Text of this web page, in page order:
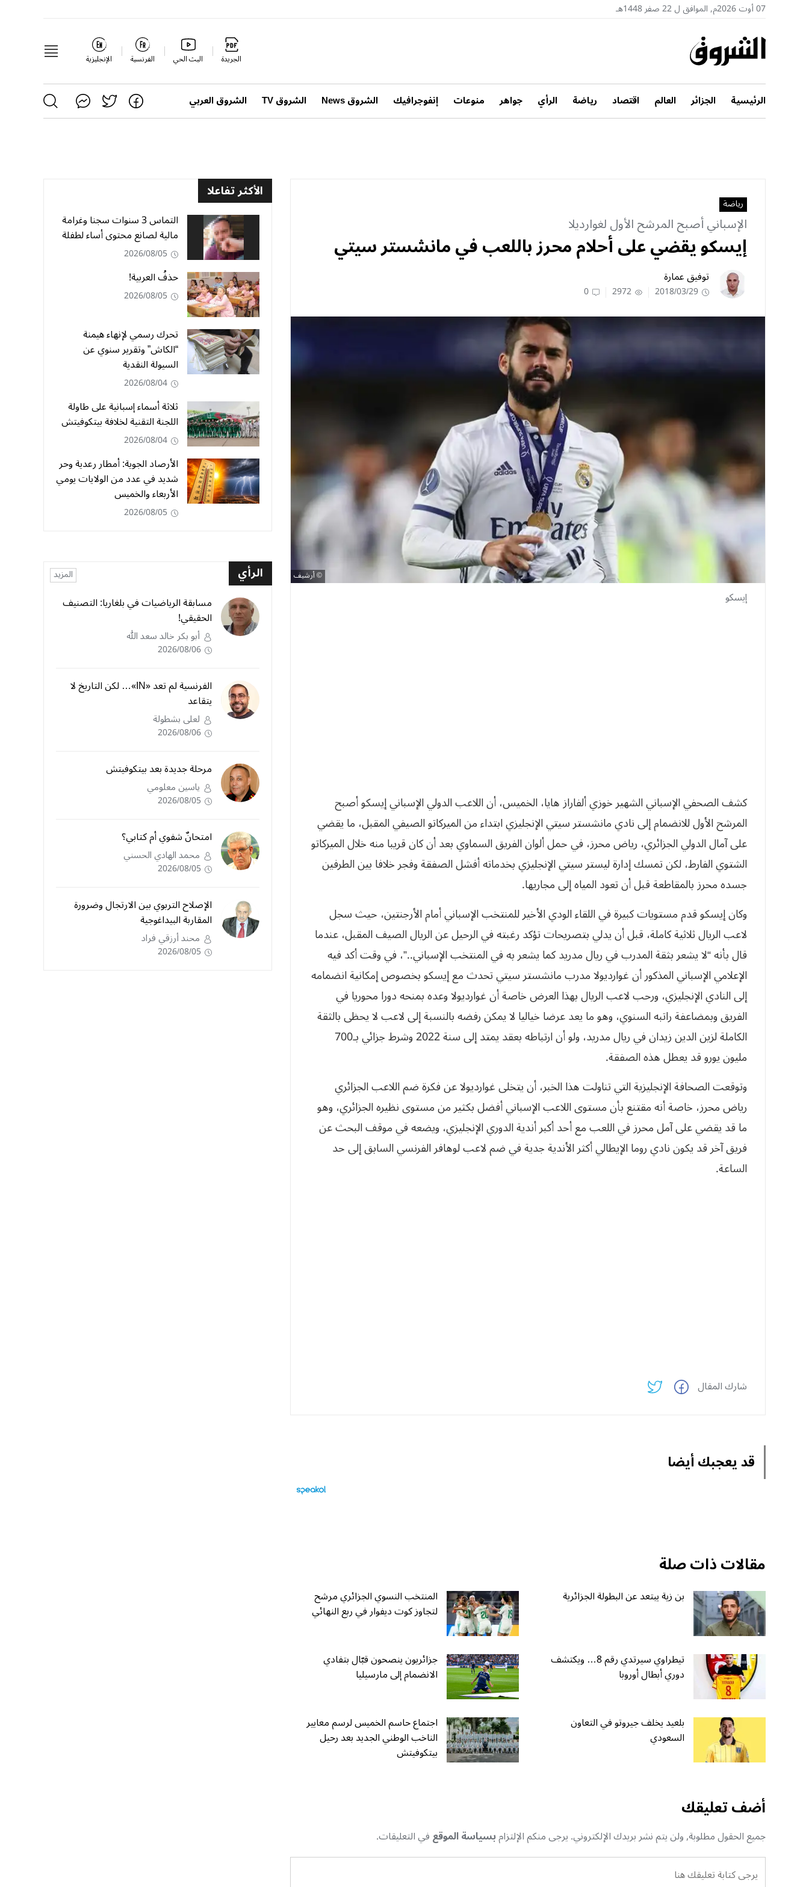
07 أوت 2026م, الموافق ل 22 صفر 1448هـ
الجريدة البث الحي الفرنسية الإنجليزية
الرئيسية الجزائر العالم اقتصاد رياضة الرأي جواهر منوعات إنفوجرافيك الشروق News الشروق TV الشروق العربي
رياضة
الإسباني أصبح المرشح الأول لغوارديلا
إيسكو يقضي على أحلام محرز باللعب في مانشستر سيتي
توفيق عمارة
2018/03/29
2972
0
أرشيف
إيسكو
كشف الصحفي الإسباني الشهير خوزي ألفاراز هايا، الخميس، أن اللاعب الدولي الإسباني إيسكو أصبح
المرشح الأول للانضمام إلى نادي مانشستر سيتي الإنجليزي ابتداء من الميركاتو الصيفي المقبل، ما يقضي
على آمال الدولي الجزائري، رياض محرز، في حمل ألوان الفريق السماوي بعد أن كان قريبا منه خلال الميركاتو
الشتوي الفارط، لكن تمسك إدارة ليستر سيتي الإنجليزي بخدماته أفشل الصفقة وفجر خلافا بين الطرفين
جسده محرز بالمقاطعة قبل أن تعود المياه إلى مجاريها.
وكان إيسكو قدم مستويات كبيرة في اللقاء الودي الأخير للمنتخب الإسباني أمام الأرجنتين، حيث سجل
لاعب الريال ثلاثية كاملة، قبل أن يدلي بتصريحات تؤكد رغبته في الرحيل عن الريال الصيف المقبل، عندما
قال بأنه “لا يشعر بثقة المدرب في ريال مدريد كما يشعر به في المنتخب الإسباني..”، في وقت أكد فيه
الإعلامي الإسباني المذكور أن غوارديولا مدرب مانشستر سيتي تحدث مع إيسكو بخصوص إمكانية انضمامه
إلى النادي الإنجليزي، ورحب لاعب الريال بهذا العرض خاصة أن غوارديولا وعده بمنحه دورا محوريا في
الفريق وبمضاعفة راتبه السنوي، وهو ما يعد عرضا خياليا لا يمكن رفضه بالنسبة إلى لاعب لا يحظى بالثقة
الكاملة لزين الدين زيدان في ريال مدريد، ولو أن ارتباطه بعقد يمتد إلى سنة 2022 وشرط جزائي بـ700
مليون يورو قد يعطل هذه الصفقة.
وتوقعت الصحافة الإنجليزية التي تناولت هذا الخبر، أن يتخلى غوارديولا عن فكرة ضم اللاعب الجزائري
رياض محرز، خاصة أنه مقتنع بأن مستوى اللاعب الإسباني أفضل بكثير من مستوى نظيره الجزائري، وهو
ما قد يقضي على آمل محرز في اللعب مع أحد أكبر أندية الدوري الإنجليزي، ويضعه في موقف البحث عن
فريق آخر قد يكون نادي روما الإيطالي أكثر الأندية جدية في ضم لاعب لوهافر الفرنسي السابق إلى حد
الساعة.
شارك المقال
قد يعجبك أيضا
مقالات ذات صلة
بن زية يبتعد عن البطولة الجزائرية المنتخب النسوي الجزائري مرشح
لتجاوز كوت ديفوار في ربع النهائي
تيطراوي سيرتدي رقم 8… ويكتشف
دوري أبطال أوروبا
جزائريون ينصحون قبّال بتفادي
الانضمام إلى مارسيليا
بلعيد يخلف جيروتو في التعاون
السعودي
اجتماع حاسم الخميس لرسم معايير
الناخب الوطني الجديد بعد رحيل
بيتكوفيتش
أضف تعليقك
جميع الحقول مطلوبة, ولن يتم نشر بريدك الإلكتروني. يرجى منكم الإلتزامبسياسة الموقعفي التعليقات.
الأكثر تفاعلا
التماس 3 سنوات سجنا وغرامة
مالية لصانع محتوى أساء لطفلة
2026/08/05
حذفُ العربية!
2026/08/05
تحرك رسمي لإنهاء هيمنة
“الكاش” وتقرير سنوي عن
السيولة النقدية
2026/08/04
ثلاثة أسماء إسبانية على طاولة
اللجنة التقنية لخلافة بيتكوفيتش
2026/08/04
الأرصاد الجوية: أمطار رعدية وحر
شديد في عدد من الولايات يومي
الأربعاء والخميس
2026/08/05
الرأي المزيد
مسابقة الرياضيات في بلغاريا: التصنيف
الحقيقي!
أبو بكر خالد سعد الله
2026/08/06
الفرنسية لم تعد «IN»… لكن التاريخ لا
يتقاعد
لعلى بشطولة
2026/08/06
مرحلة جديدة بعد بيتكوفيتش
ياسين معلومي
2026/08/05
امتحانٌ شفوي أم كتابي؟
محمد الهادي الحسني
2026/08/05
الإصلاح التربوي بين الارتجال وضرورة
المقاربة البيداغوجية
محند أرزقي فراد
2026/08/05